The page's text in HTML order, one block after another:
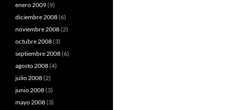
enero 2009(9)
diciembre 2008(6)
noviembre 2008(2)
octubre 2008(3)
septiembre 2008(6)
agosto 2008(4)
julio 2008(2)
junio 2008(3)
mayo 2008(3)